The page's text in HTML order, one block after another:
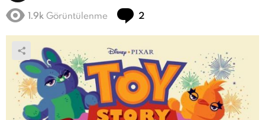
1.9k Görüntülenme 2